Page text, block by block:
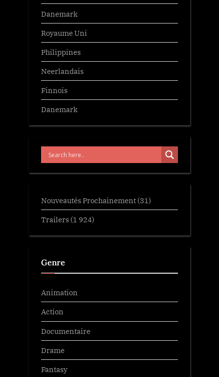
Danemark
Royaume Uni
Philippines
Neerlandais
Finnois
Danemark
Nouveautés Prochainement (31)
Trailers (1 924)
Genre
Animation
Action
Documentaire
Drame
Fantasy